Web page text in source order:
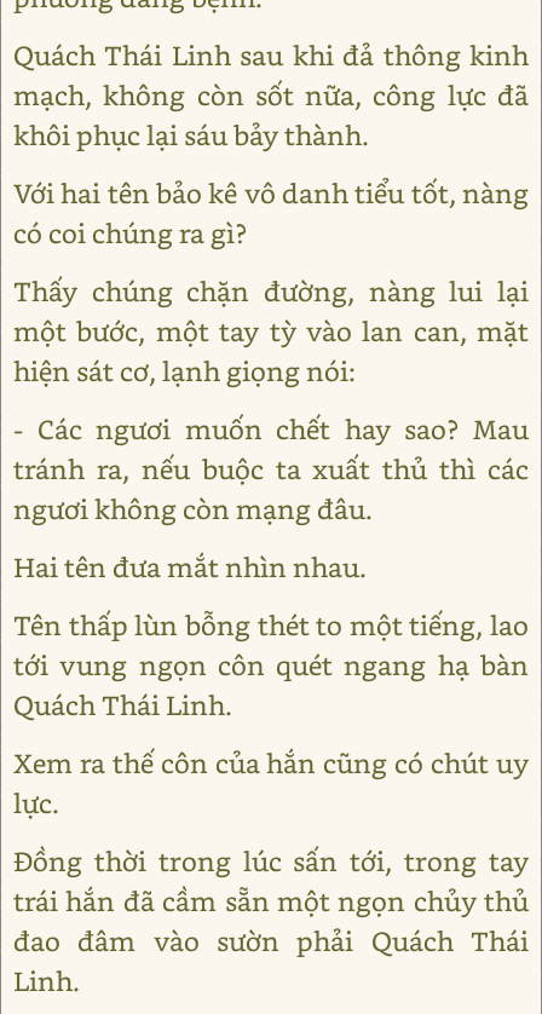
Quách Thái Linh sau khi đả thông kinh
mạch, không còn sốt nữa, công lực đã
khôi phục lại sáu bảy thành.
Với hai tên bảo kê vô danh tiểu tốt, nàng
có coi chúng ra gì?
Thấy chúng chặn đường, nàng lui lại
một bước, một tay tỳ vào lan can, mặt
hiện sát cơ, lạnh giọng nói:
- Các ngươi muốn chết hay sao? Mau
tránh ra, nếu buộc ta xuất thủ thì các
ngươi không còn mạng đâu.
Hai tên đưa mắt nhìn nhau.
Tên thấp lùn bỗng thét to một tiếng, lao
tới vung ngọn côn quét ngang hạ bàn
Quách Thái Linh.
Xem ra thế côn của hắn cũng có chút uy
lực.
Đồng thời trong lúc sấn tới, trong tay
trái hắn đã cầm sẵn một ngọn chủy thủ
đao đâm vào sườn phải Quách Thái
Linh.